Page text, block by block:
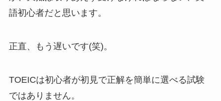
語初心者だと思います。
正直、もう遅いです(笑)。
TOEICは初心者が初見で正解を簡単に選べる試験
ではありません。